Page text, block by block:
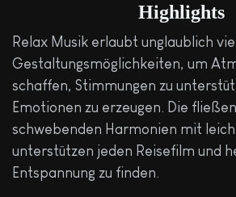
Highlights
Relax Musik erlaubt unglaublich
Gestaltungsmöglichkeiten, um
schaffen, Stimmungen zu
Emotionen zu erzeugen. Die
schwebenden Harmonien mit
unterstützen jeden Reisefilm und
Entspannung zu finden.